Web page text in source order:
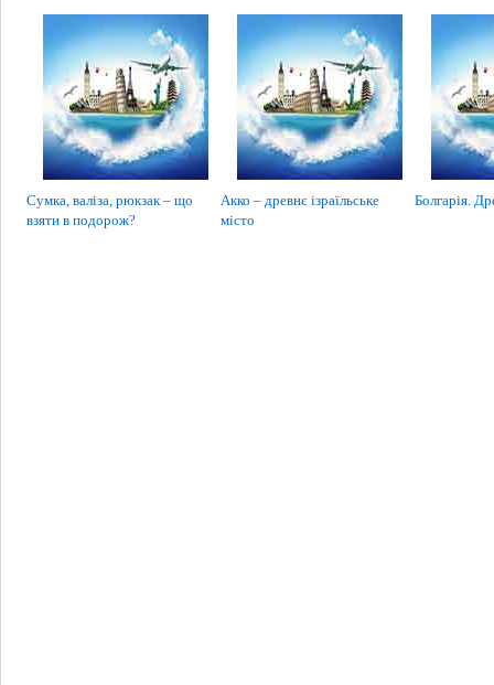
Сумка, валіза, рюкзак – що
взяти в подорож?
Акко – древнє ізраїльське
місто
Болгарія.